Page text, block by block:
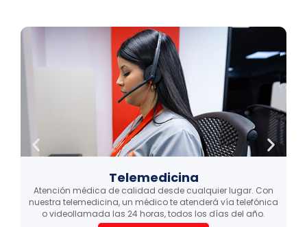
Telemedicina
Atención médica de calidad desde cualquier lugar. Con
nuestra telemedicina, un médico te atenderá vía telefónica
o videollamada las 24 horas, todos los días del año.